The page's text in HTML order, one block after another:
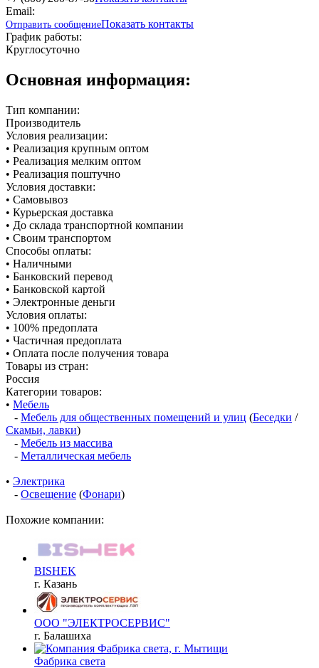
Email:
Отправить сообщениеПоказать контакты
График работы:
Круглосуточно
Основная информация:
Тип компании:
Производитель
Условия реализации:
• Реализация крупным оптом
• Реализация мелким оптом
• Реализация поштучно
Условия доставки:
• Самовывоз
• Курьерская доставка
• До склада транспортной компании
• Своим транспортом
Способы оплаты:
• Наличными
• Банковский перевод
• Банковской картой
• Электронные деньги
Условия оплаты:
• 100% предоплата
• Частичная предоплата
• Оплата после получения товара
Товары из стран:
Россия
Категории товаров:
• Мебель
- Мебель для общественных помещений и улиц (Беседки /
Скамьи, лавки)
- Мебель из массива
- Металлическая мебель
• Электрика
- Освещение (Фонари)
Похожие компании:
BISHEK
г. Казань
ООО "ЭЛЕКТРОСЕРВИС"
г. Балашиха
Фабрика света